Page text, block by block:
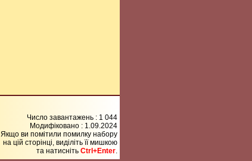
Число завантажень : 1 044
Модифіковано : 1.09.2024
Якщо ви помітили помилку набору
на цiй сторiнцi, видiлiть її мишкою
та натисніть Ctrl+Enter.